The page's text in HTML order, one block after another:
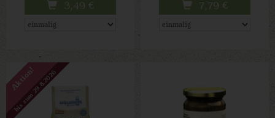
3,49 € 7,79 €
Aktion!
bis zum 29.8.2026